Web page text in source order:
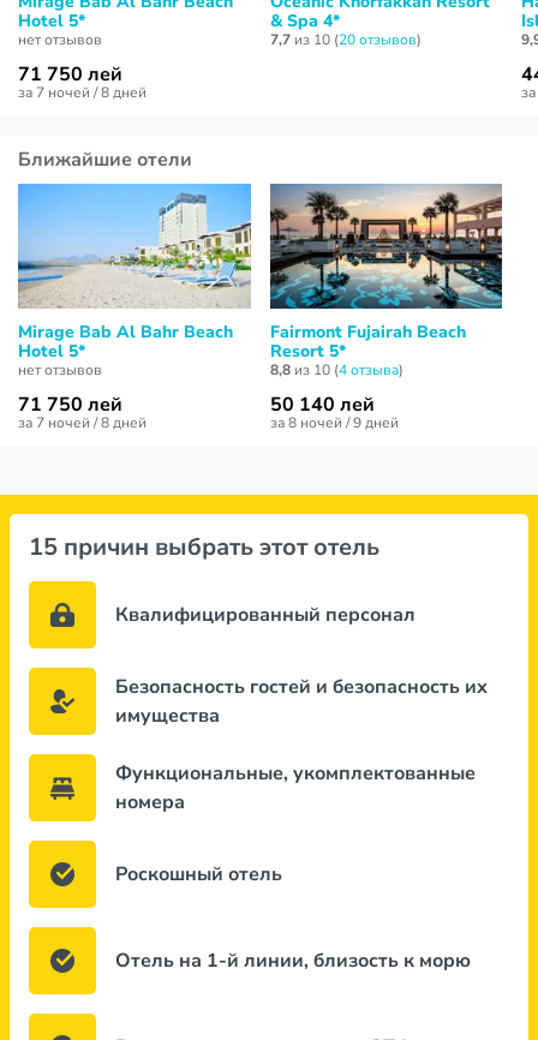
Hotel 5*
нет отзывов
71 750 лей
за 7 ночей / 8 дней
& Spa 4*
7,7из 10 (20 отзывов)
Ближайшие отели
Mirage Bab Al Bahr Beach
Hotel 5*
нет отзывов
71 750 лей
за 7 ночей / 8 дней
Fairmont Fujairah Beach
Resort 5*
8,8из 10 (4 отзывa)
50 140 лей
за 8 ночей / 9 дней
15 причин выбрать этот отель
Квалифицированный персонал
Безопасность гостей и безопасность их
имущества
Функциональные, укомплектованные
номера
Роскошный отель
Отель на 1-й линии, близость к морю